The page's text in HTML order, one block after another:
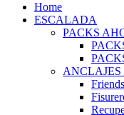
Home
ESCALADA
PACKS